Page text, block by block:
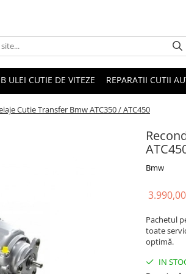
ULEI CUTIE DE VITEZE REPARATII CUTII
Cutie Transfer Bmw ATC350 / ATC450
Bmw
Pachetul
toate
optimă.
IN